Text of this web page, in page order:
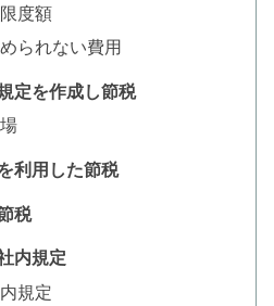
度額
られない費用
定を作成し節税
利用した節税
税
内規定
規定